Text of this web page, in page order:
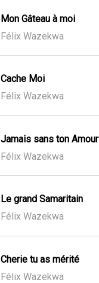
Mon Gâteau à moi
Félix Wazekwa
Cache Moi
Félix Wazekwa
Jamais sans ton Amour
Félix Wazekwa
Le grand Samaritain
Félix Wazekwa
Cherie tu as mérité
Félix Wazekwa